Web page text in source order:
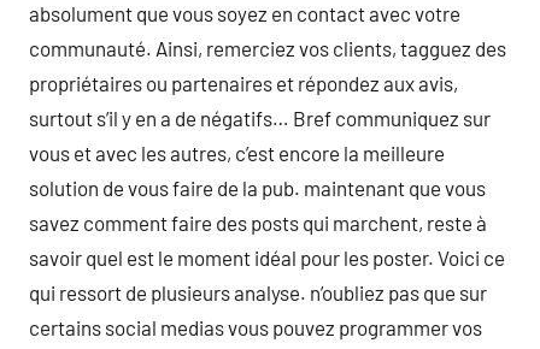
absolument que vous soyez en contact avec votre
communauté. Ainsi, remerciez vos clients, tagguez des
propriétaires ou partenaires et répondez aux avis,
surtout s’il y en a de négatifs… Bref communiquez sur
vous et avec les autres, c’est encore la meilleure
solution de vous faire de la pub. maintenant que vous
savez comment faire des posts qui marchent, reste à
savoir quel est le moment idéal pour les poster. Voici ce
qui ressort de plusieurs analyse. n’oubliez pas que sur
certains social medias vous pouvez programmer vos